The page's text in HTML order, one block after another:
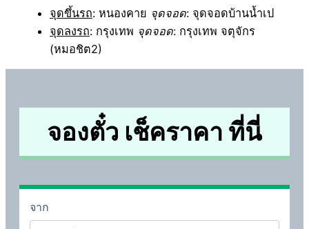
จุดขึ้นรถ: หนองคาย จุดจอด: จุดจอดบ้านน้ำเป
จุดลงรถ: กรุงเทพ จุดจอด: กรุงเทพ จตุจักร
(หมอชิต2)
จองตั๋ว เช็คราคา ที่นี่